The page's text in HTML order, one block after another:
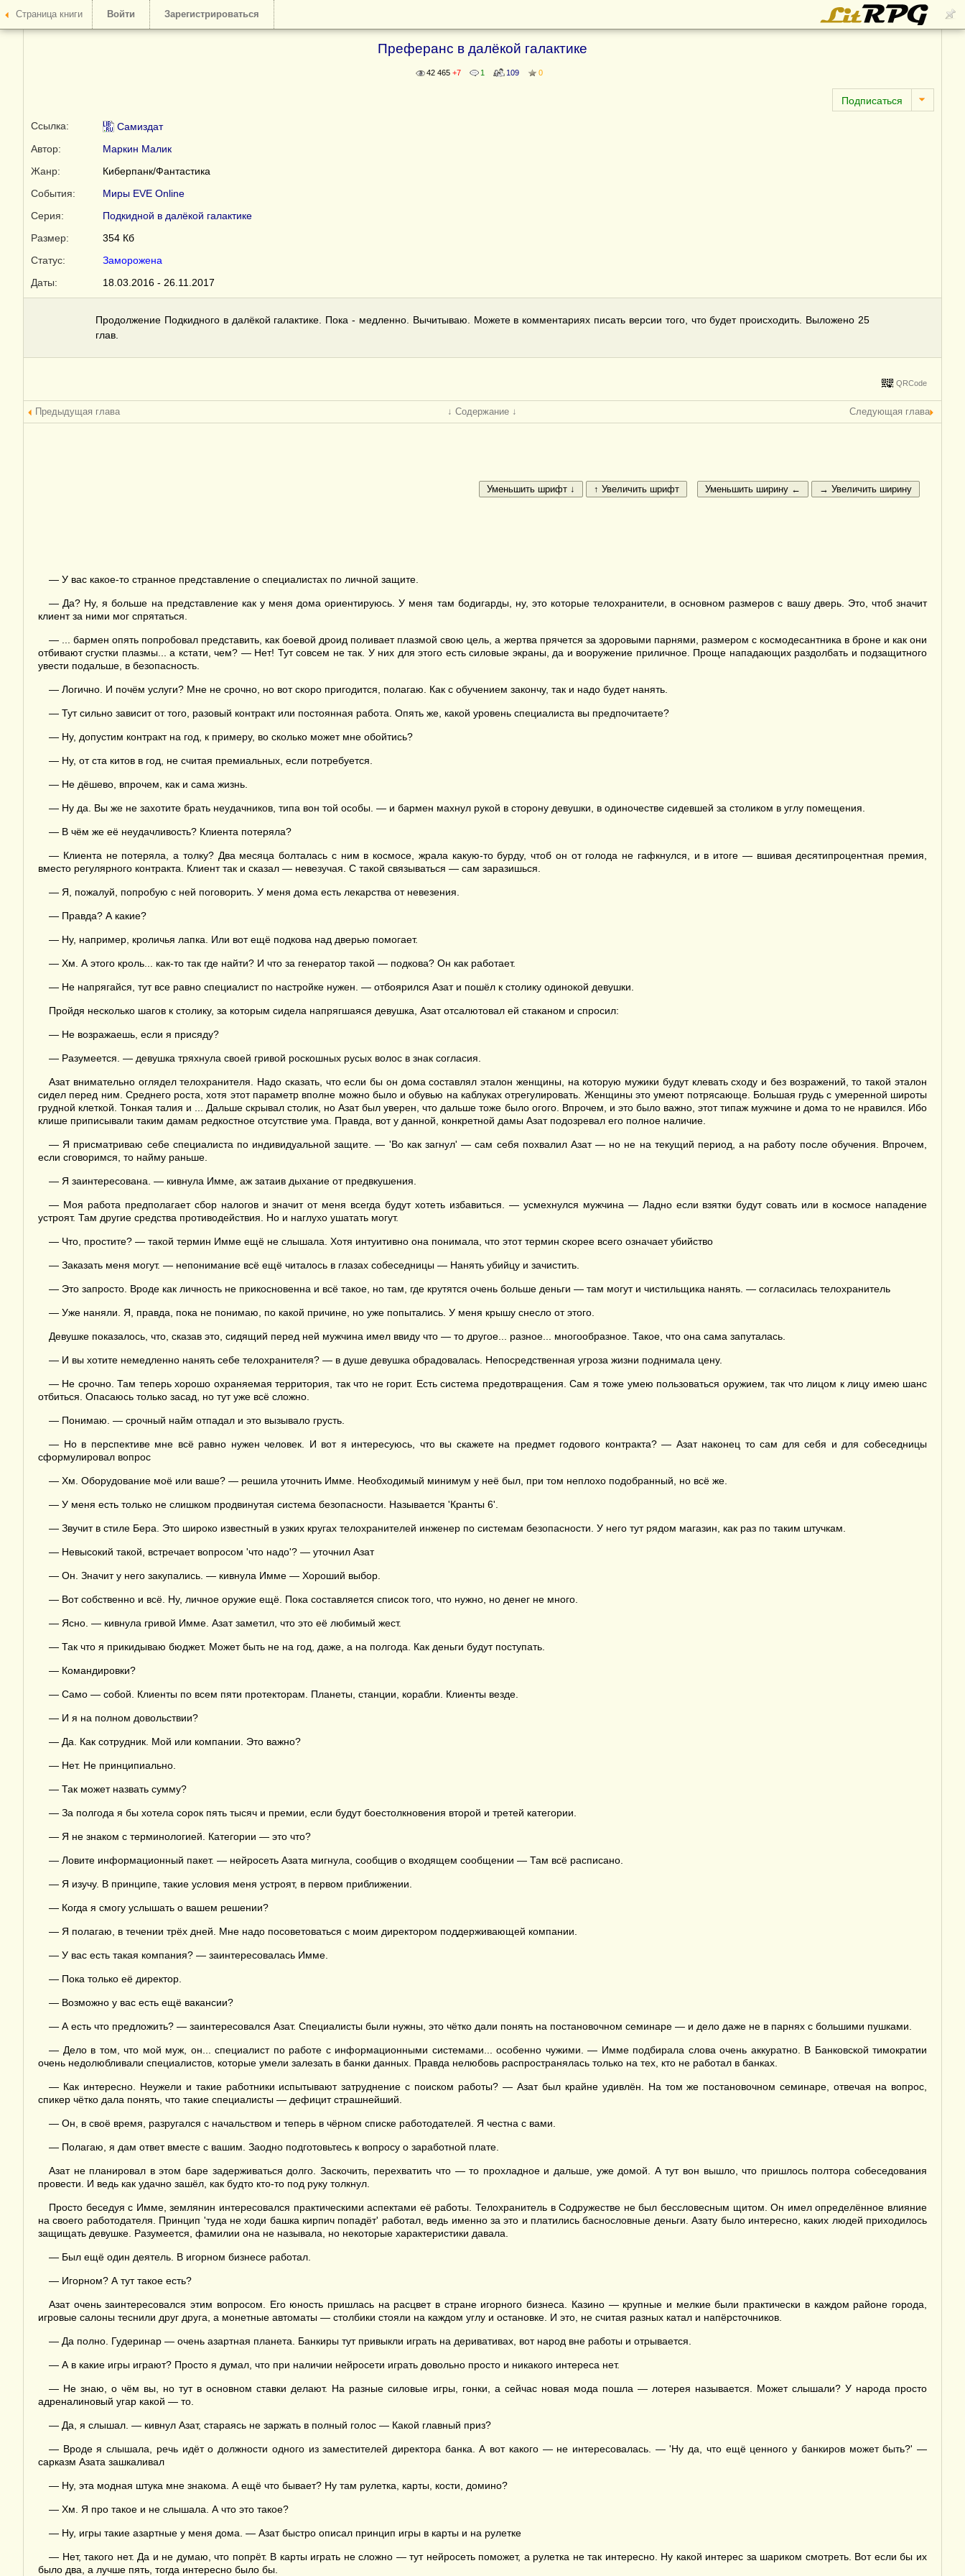
Страница книги Войти Зарегистрироваться
Преферанс в далёкой галактике
42 465 +7 1 109 0
Ссылка:
Самиздат
Автор:
Маркин Малик
Жанр:
Киберпанк/Фантастика
События:
Миры EVE Online
Серия:
Подкидной в далёкой галактике
Размер:
354 Кб
Статус:
Заморожена
Даты:
18.03.2016 - 26.11.2017
Продолжение Подкидного в далёкой галактике. Пока - медленно. Вычитываю. Можете в комментариях писать версии того, что будет происходить. Выложено 25
глав.
QRCode
Предыдущая глава ↓ Содержание ↓ Следующая глава
— У вас какое-то странное представление о специалистах по личной защите.
— Да? Ну, я больше на представление как у меня дома ориентируюсь. У меня там бодигарды, ну, это которые телохранители, в основном размеров с вашу дверь. Это, чтоб значит
клиент за ними мог спрятаться.
— ... бармен опять попробовал представить, как боевой дроид поливает плазмой свою цель, а жертва прячется за здоровыми парнями, размером с космодесантника в броне и как они
отбивают сгустки плазмы... а кстати, чем? — Нет! Тут совсем не так. У них для этого есть силовые экраны, да и вооружение приличное. Проще нападающих раздолбать и подзащитного
увести подальше, в безопасность.
— Логично. И почём услуги? Мне не срочно, но вот скоро пригодится, полагаю. Как с обучением закончу, так и надо будет нанять.
— Тут сильно зависит от того, разовый контракт или постоянная работа. Опять же, какой уровень специалиста вы предпочитаете?
— Ну, допустим контракт на год, к примеру, во сколько может мне обойтись?
— Ну, от ста китов в год, не считая премиальных, если потребуется.
— Не дёшево, впрочем, как и сама жизнь.
— Ну да. Вы же не захотите брать неудачников, типа вон той особы. — и бармен махнул рукой в сторону девушки, в одиночестве сидевшей за столиком в углу помещения.
— В чём же её неудачливость? Клиента потеряла?
— Клиента не потеряла, а толку? Два месяца болталась с ним в космосе, жрала какую-то бурду, чтоб он от голода не гафкнулся, и в итоге — вшивая десятипроцентная премия,
вместо регулярного контракта. Клиент так и сказал — невезучая. С такой связываться — сам заразишься.
— Я, пожалуй, попробую с ней поговорить. У меня дома есть лекарства от невезения.
— Правда? А какие?
— Ну, например, кроличья лапка. Или вот ещё подкова над дверью помогает.
— Хм. А этого кроль... как-то так где найти? И что за генератор такой — подкова? Он как работает.
— Не напрягайся, тут все равно специалист по настройке нужен. — отбоярился Азат и пошёл к столику одинокой девушки.
Пройдя несколько шагов к столику, за которым сидела напрягшаяся девушка, Азат отсалютовал ей стаканом и спросил:
— Не возражаешь, если я присяду?
— Разумеется. — девушка тряхнула своей гривой роскошных русых волос в знак согласия.
Азат внимательно оглядел телохранителя. Надо сказать, что если бы он дома составлял эталон женщины, на которую мужики будут клевать сходу и без возражений, то такой эталон
сидел перед ним. Среднего роста, хотя этот параметр вполне можно было и обувью на каблуках отрегулировать. Женщины это умеют потрясающе. Большая грудь с умеренной широты
грудной клеткой. Тонкая талия и ... Дальше скрывал столик, но Азат был уверен, что дальше тоже было огого. Впрочем, и это было важно, этот типаж мужчине и дома то не нравился. Ибо
клише приписывали таким дамам редкостное отсутствие ума. Правда, вот у данной, конкретной дамы Азат подозревал его полное наличие.
— Я присматриваю себе специалиста по индивидуальной защите. — 'Во как загнул' — сам себя похвалил Азат — но не на текущий период, а на работу после обучения. Впрочем,
если сговоримся, то найму раньше.
— Я заинтересована. — кивнула Имме, аж затаив дыхание от предвкушения.
— Моя работа предполагает сбор налогов и значит от меня всегда будут хотеть избавиться. — усмехнулся мужчина — Ладно если взятки будут совать или в космосе нападение
устроят. Там другие средства противодействия. Но и наглухо ушатать могут.
— Что, простите? — такой термин Имме ещё не слышала. Хотя интуитивно она понимала, что этот термин скорее всего означает убийство
— Заказать меня могут. — непонимание всё ещё читалось в глазах собеседницы — Нанять убийцу и зачистить.
— Это запросто. Вроде как личность не прикосновенна и всё такое, но там, где крутятся очень больше деньги — там могут и чистильщика нанять. — согласилась телохранитель
— Уже наняли. Я, правда, пока не понимаю, по какой причине, но уже попытались. У меня крышу снесло от этого.
Девушке показалось, что, сказав это, сидящий перед ней мужчина имел ввиду что — то другое... разное... многообразное. Такое, что она сама запуталась.
— И вы хотите немедленно нанять себе телохранителя? — в душе девушка обрадовалась. Непосредственная угроза жизни поднимала цену.
— Не срочно. Там теперь хорошо охраняемая территория, так что не горит. Есть система предотвращения. Сам я тоже умею пользоваться оружием, так что лицом к лицу имею шанс
отбиться. Опасаюсь только засад, но тут уже всё сложно.
— Понимаю. — срочный найм отпадал и это вызывало грусть.
— Но в перспективе мне всё равно нужен человек. И вот я интересуюсь, что вы скажете на предмет годового контракта? — Азат наконец то сам для себя и для собеседницы
сформулировал вопрос
— Хм. Оборудование моё или ваше? — решила уточнить Имме. Необходимый минимум у неё был, при том неплохо подобранный, но всё же.
— У меня есть только не слишком продвинутая система безопасности. Называется 'Кранты 6'.
— Звучит в стиле Бера. Это широко известный в узких кругах телохранителей инженер по системам безопасности. У него тут рядом магазин, как раз по таким штучкам.
— Невысокий такой, встречает вопросом 'что надо'? — уточнил Азат
— Он. Значит у него закупались. — кивнула Имме — Хороший выбор.
— Вот собственно и всё. Ну, личное оружие ещё. Пока составляется список того, что нужно, но денег не много.
— Ясно. — кивнула гривой Имме. Азат заметил, что это её любимый жест.
— Так что я прикидываю бюджет. Может быть не на год, даже, а на полгода. Как деньги будут поступать.
— Командировки?
— Само — собой. Клиенты по всем пяти протекторам. Планеты, станции, корабли. Клиенты везде.
— И я на полном довольствии?
— Да. Как сотрудник. Мой или компании. Это важно?
— Нет. Не принципиально.
— Так может назвать сумму?
— За полгода я бы хотела сорок пять тысяч и премии, если будут боестолкновения второй и третей категории.
— Я не знаком с терминологией. Категории — это что?
— Ловите информационный пакет. — нейросеть Азата мигнула, сообщив о входящем сообщении — Там всё расписано.
— Я изучу. В принципе, такие условия меня устроят, в первом приближении.
— Когда я смогу услышать о вашем решении?
— Я полагаю, в течении трёх дней. Мне надо посоветоваться с моим директором поддерживающей компании.
— У вас есть такая компания? — заинтересовалась Имме.
— Пока только её директор.
— Возможно у вас есть ещё вакансии?
— А есть что предложить? — заинтересовался Азат. Специалисты были нужны, это чётко дали понять на постановочном семинаре — и дело даже не в парнях с большими пушками.
— Дело в том, что мой муж, он... специалист по работе с информационными системами... особенно чужими. — Имме подбирала слова очень аккуратно. В Банковской тимократии
очень недолюбливали специалистов, которые умели залезать в банки данных. Правда нелюбовь распространялась только на тех, кто не работал в банках.
— Как интересно. Неужели и такие работники испытывают затруднение с поиском работы? — Азат был крайне удивлён. На том же постановочном семинаре, отвечая на вопрос,
спикер чётко дала понять, что такие специалисты — дефицит страшнейший.
— Он, в своё время, разругался с начальством и теперь в чёрном списке работодателей. Я честна с вами.
— Полагаю, я дам ответ вместе с вашим. Заодно подготовьтесь к вопросу о заработной плате.
Азат не планировал в этом баре задерживаться долго. Заскочить, перехватить что — то прохладное и дальше, уже домой. А тут вон вышло, что пришлось полтора собеседования
провести. И ведь как удачно зашёл, как будто кто-то под руку толкнул.
Просто беседуя с Имме, землянин интересовался практическими аспектами её работы. Телохранитель в Содружестве не был бессловесным щитом. Он имел определённое влияние
на своего работодателя. Принцип 'туда не ходи башка кирпич попадёт' работал, ведь именно за это и платились баснословные деньги. Азату было интересно, каких людей приходилось
защищать девушке. Разумеется, фамилии она не называла, но некоторые характеристики давала.
— Был ещё один деятель. В игорном бизнесе работал.
— Игорном? А тут такое есть?
Азат очень заинтересовался этим вопросом. Его юность пришлась на расцвет в стране игорного бизнеса. Казино — крупные и мелкие были практически в каждом районе города,
игровые салоны теснили друг друга, а монетные автоматы — столбики стояли на каждом углу и остановке. И это, не считая разных катал и напёрсточников.
— Да полно. Гудеринар — очень азартная планета. Банкиры тут привыкли играть на деривативах, вот народ вне работы и отрывается.
— А в какие игры играют? Просто я думал, что при наличии нейросети играть довольно просто и никакого интереса нет.
— Не знаю, о чём вы, но тут в основном ставки делают. На разные силовые игры, гонки, а сейчас новая мода пошла — лотерея называется. Может слышали? У народа просто
адреналиновый угар какой — то.
— Да, я слышал. — кивнул Азат, стараясь не заржать в полный голос — Какой главный приз?
— Вроде я слышала, речь идёт о должности одного из заместителей директора банка. А вот какого — не интересовалась. — 'Ну да, что ещё ценного у банкиров может быть?' —
сарказм Азата зашкаливал
— Ну, эта модная штука мне знакома. А ещё что бывает? Ну там рулетка, карты, кости, домино?
— Хм. Я про такое и не слышала. А что это такое?
— Ну, игры такие азартные у меня дома. — Азат быстро описал принцип игры в карты и на рулетке
— Нет, такого нет. Да и не думаю, что попрёт. В карты играть не сложно — тут нейросеть поможет, а рулетка не так интересно. Ну какой интерес за шариком смотреть. Вот если бы их
было два, а лучше пять, тогда интересно было бы.